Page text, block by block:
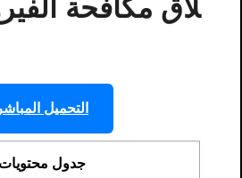
لاق مكافحة
التحميل المباشر
جدول محتويات